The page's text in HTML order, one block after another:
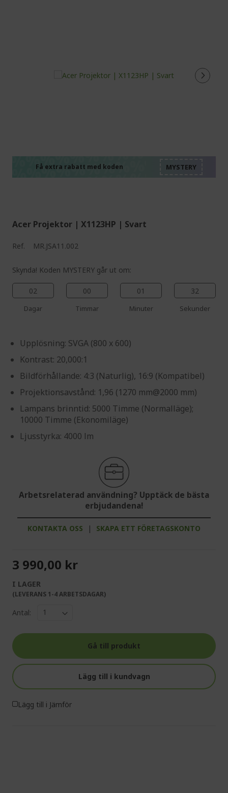
Få extra rabatt med koden
Acer Projektor | X1123HP | Svart
Ref. MR.JSA11.002
Skynda! Koden MYSTERY går ut om:
02
Dagar
00
Timmar
01
Minuter
31
Sekunder
Upplösning: SVGA (800 x 600)
Kontrast: 20,000:1
Bildförhållande: 4:3 (Naturlig), 16:9 (Kompatibel)
Projektionsavstånd: 1,96 (1270 mm@2000 mm)
Lampans brinntid: 5000 Timme (Normalläge);
10000 Timme (Ekonomiläge)
Ljusstyrka: 4000 lm
Arbetsrelaterad användning? Upptäck de bästa
erbjudandena!
KONTAKTA OSS | SKAPA ETT FÖRETAGSKONTO
3 990,00 kr
I LAGER
(LEVERANS 1-4 ARBETSDAGAR)
Antal:
Gå till produkt
Lägg till i kundvagn
Lägg till i Jämför